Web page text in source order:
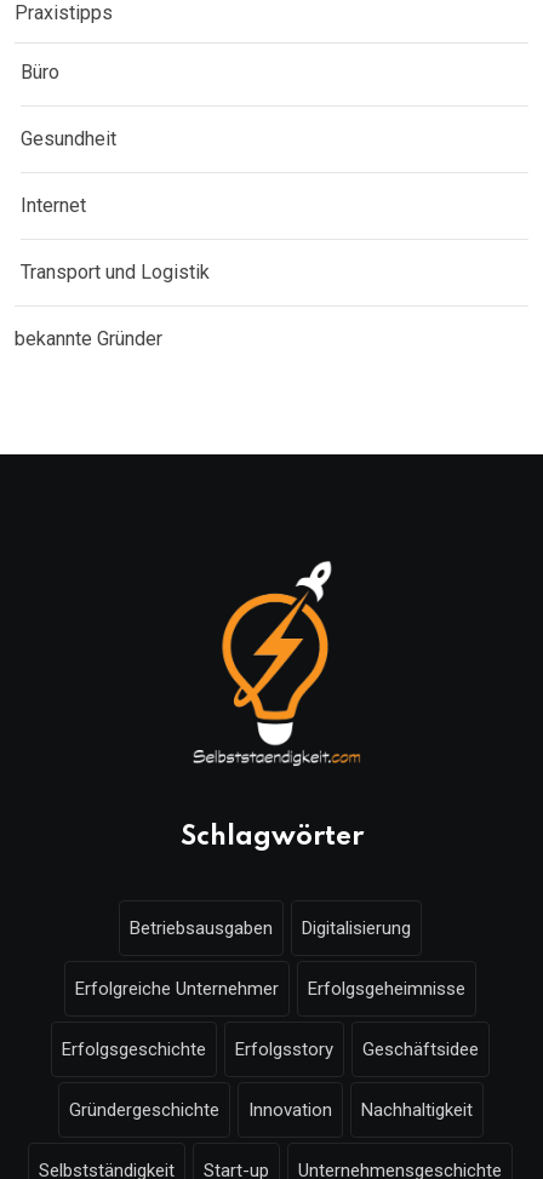
Praxistipps
Büro
Gesundheit
Internet
Transport und Logistik
bekannte Gründer
Schlagwörter
Betriebsausgaben Digitalisierung
Erfolgreiche Unternehmer Erfolgsgeheimnisse
Erfolgsgeschichte Erfolgsstory Geschäftsidee
Gründergeschichte Innovation Nachhaltigkeit
Selbstständigkeit Start-up Unternehmensgeschichte